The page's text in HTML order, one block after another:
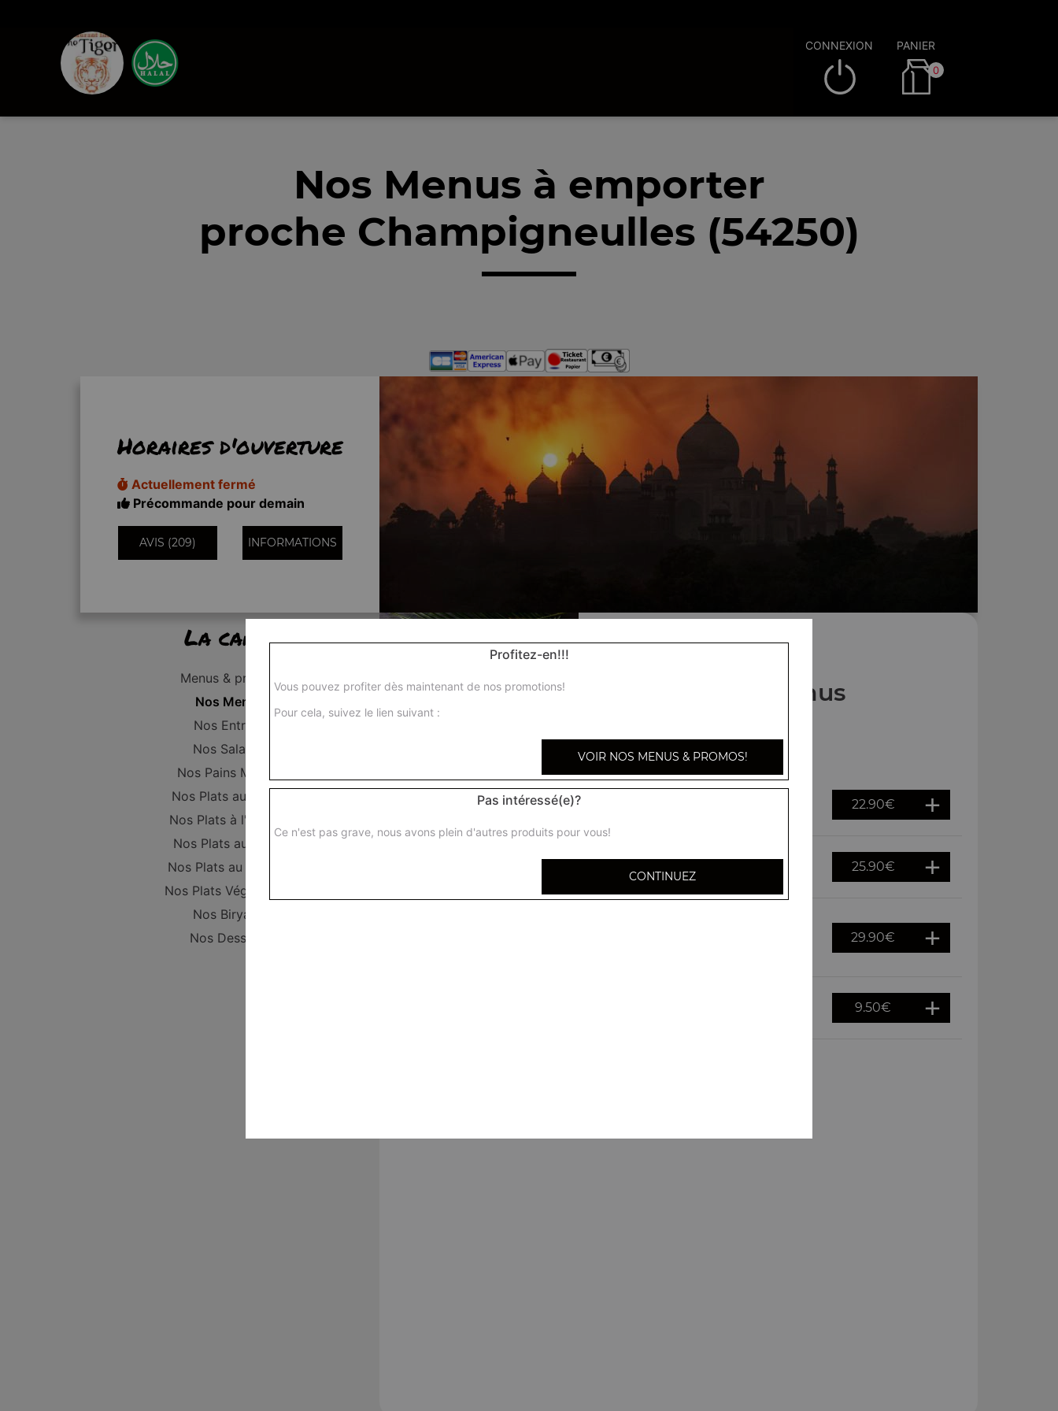
CONNEXION PANIER
0
Nos Menus à emporter
proche Champigneulles (54250)
Horaires d'ouverture
Actuellement fermé
Précommande pour demain
AVIS (209) INFORMATIONS
La carte
Menus & promos
Nos Menus
Nos Entrées
Nos Salades
Nos Pains Maison
Nos Plats au poulet
Nos Plats à l'Agneau
Nos Plats au Boeuf
Nos Plats au Poisson
Nos Plats Végétariens
Nos Biryanis
Nos Desserts
Nos Menus
Menu découverte 22.90€
1 entrée au choix 1 plat au choix 1 naan au choix 1 dessert au choix
25.90€
29.90€
9.50€
Profitez-en!!!
Vous pouvez profiter dès maintenant de nos promotions!
Pour cela, suivez le lien suivant :
VOIR NOS MENUS & PROMOS!
Pas intéressé(e)?
Ce n'est pas grave, nous avons plein d'autres produits pour vous!
CONTINUEZ